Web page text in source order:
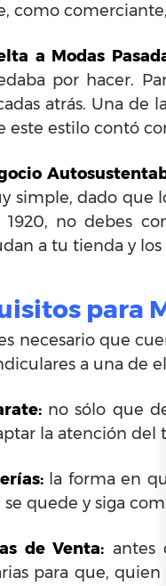
como
a Modas
por hacer.
atrás. Una de
este estilo contó
simple, dado que
1920, no debes
a tu tienda y
para
necesario que
a una de
no sólo que
la atención del
la forma en
quede y siga
de Venta: antes
para que,